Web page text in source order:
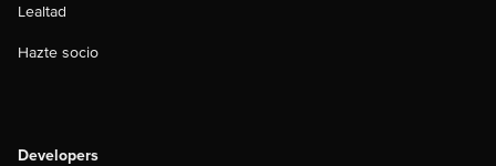
Lealtad
Hazte socio
Developers